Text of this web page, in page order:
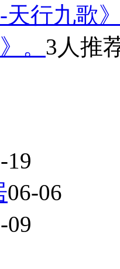
-天行九歌
。 3人推
19
06-06
09